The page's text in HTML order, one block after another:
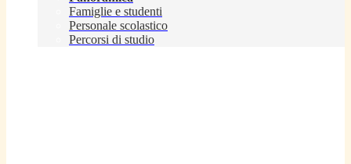
Famiglie e studenti
Personale scolastico
Percorsi di studio